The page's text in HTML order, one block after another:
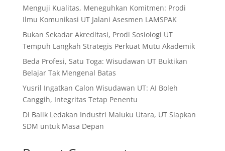
Menguji Kualitas, Meneguhkan Komitmen: Prodi
Ilmu Komunikasi UT Jalani Asesmen LAMSPAK
Bukan Sekadar Akreditasi, Prodi Sosiologi UT
Tempuh Langkah Strategis Perkuat Mutu Akademik
Beda Profesi, Satu Toga: Wisudawan UT Buktikan
Belajar Tak Mengenal Batas
Yusril Ingatkan Calon Wisudawan UT: AI Boleh
Canggih, Integritas Tetap Penentu
Di Balik Ledakan Industri Maluku Utara, UT Siapkan
SDM untuk Masa Depan